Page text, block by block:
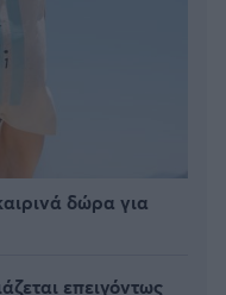
δώρα για
επειγόντως